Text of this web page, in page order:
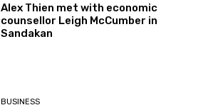
Alex Thien met with economic
counsellor Leigh McCumber in
Sandakan
BUSINESS